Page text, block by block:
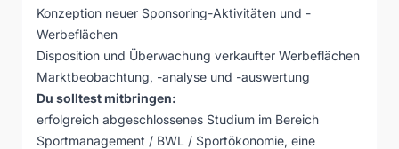
Konzeption neuer Sponsoring-Aktivitäten und -
Werbeflächen
Disposition und Überwachung verkaufter Werbeflächen
Marktbeobachtung, -analyse und -auswertung
Du solltest mitbringen:
erfolgreich abgeschlossenes Studium im Bereich
Sportmanagement / BWL / Sportökonomie, eine